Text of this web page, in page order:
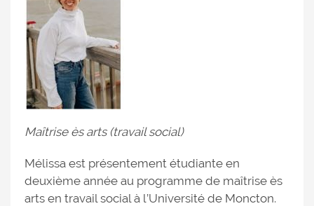
Maîtrise ès arts (travail social)
Mélissa est présentement étudiante en
deuxième année au programme de maîtrise ès
arts en travail social à l’Université de Moncton.